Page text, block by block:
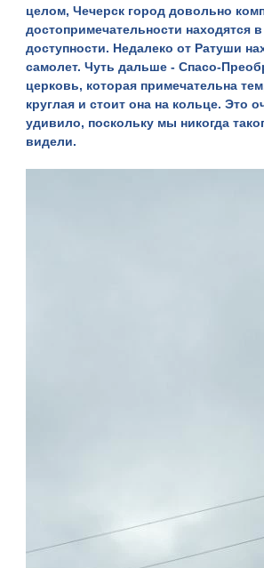
целом, Чечерск город довольно
достопримечательности находятся
доступности. Недалеко от Ратуши
самолет. Чуть дальше - Спасо-
церковь, которая примечательна
круглая и стоит она на кольце. Это
удивило, поскольку мы никогда
видели.